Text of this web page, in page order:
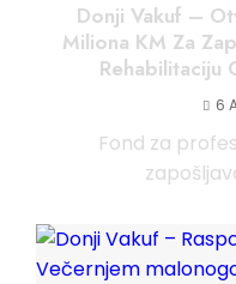
Donji Vakuf –
Miliona KM Za
Rehabilitaciju
6
Fond za